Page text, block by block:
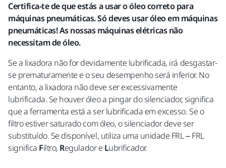
Certifica-te de que estás a usar o óleo correto para
máquinas pneumáticas. Só deves usar óleo em máquinas
pneumáticas! As nossas máquinas elétricas não
necessitam de óleo.
Se a lixadora não for devidamente lubrificada, irá desgastar-
se prematuramente e o seu desempenho será inferior. No
entanto, a lixadora não deve ser excessivamente
lubrificada. Se houver óleo a pingar do silenciador, significa
que a ferramenta está a ser lubrificada em excesso. Se o
filtro estiver saturado com óleo, o silenciador deve ser
substituído. Se disponível, utiliza uma unidade FRL – FRL
significa Filtro, Regulador e Lubrificador.